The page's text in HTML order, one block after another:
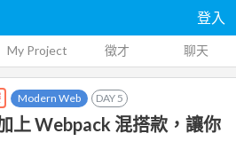
登入
My Project 徵才 聊天
Modern Web DAY5
上 Webpack 混搭款，讓你